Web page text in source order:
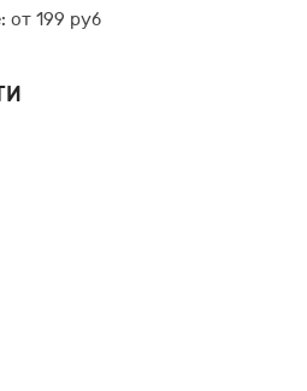
от 199 руб